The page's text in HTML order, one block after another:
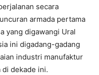
secara
armada pertama
yang digawangi Ural
ini digadang-gadang
industri manufaktur
dekade ini.